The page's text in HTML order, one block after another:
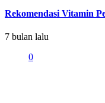
Rekomendasi Vitamin
7 bulan lalu
0